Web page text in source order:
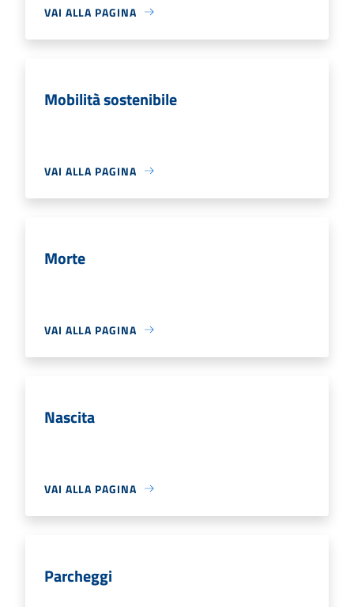
VAI ALLA PAGINA
Mobilità sostenibile
VAI ALLA PAGINA
Morte
VAI ALLA PAGINA
Nascita
VAI ALLA PAGINA
Parcheggi